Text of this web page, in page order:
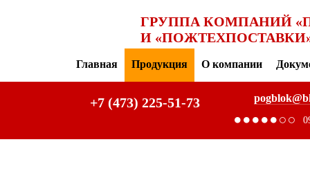
ГРУППА КОМПАНИЙ
И
Главная Продукция О компании
+7 (473) 225-51-73